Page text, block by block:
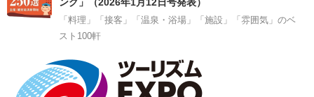
ング」（2026年1月12日号発表）
「料理」「接客」「温泉・浴場」「施設」「雰囲気」のベ
スト100軒